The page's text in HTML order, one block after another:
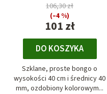
101 zł
106,30 zł
(–4 %)
DO KOSZYKA
Szklane, proste bongo o
wysokości 40 cm i średnicy 40
mm, ozdobiony kolorowym...